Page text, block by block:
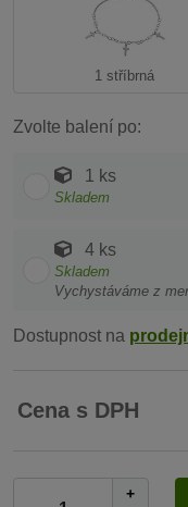
1 stříbrná
Zvolte balení po:
1 ks
Skladem
4 ks
Skladem
Vychystáváme z
Dostupnost na
Cena s DPH
+